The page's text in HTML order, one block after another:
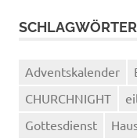
SCHLAGWÖRTER
Adventskalender
CHURCHNIGHT
Gottesdienst